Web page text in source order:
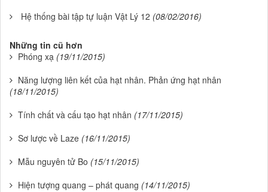
Hệ thống bài tập tự luận Vật Lý 12 (08/02/2016)
Những tin cũ hơn
Phóng xạ (19/11/2015)
Năng lượng liên kết của hạt nhân. Phản ứng hạt nhân
(18/11/2015)
Tính chất và cấu tạo hạt nhân (17/11/2015)
Sơ lược về Laze (16/11/2015)
Mẫu nguyên tử Bo (15/11/2015)
Hiện tượng quang – phát quang (14/11/2015)